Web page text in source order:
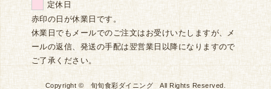
定休日
赤印の日が休業日です。
休業日でもメールでのご注文はお受けいたしますが、メ
ールの返信、発送の手配は翌営業日以降になりますので
ご了承ください。
Copyright © 旬旬食彩ダイニング All Rights Reserved.